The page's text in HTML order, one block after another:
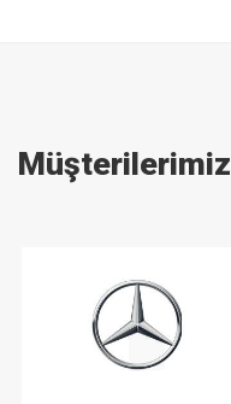
Müşterilerimiz